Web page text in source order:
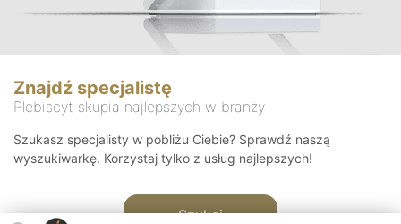
Znajdź specjalistę
Plebiscyt skupia najlepszych w branży
Szukasz specjalisty w pobliżu Ciebie? Sprawdź naszą
wyszukiwarkę. Korzystaj tylko z usług najlepszych!
Szukaj